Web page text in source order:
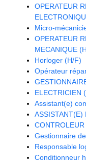
OPERATEUR
Micro-
OPERATEUR
MECANIQUE
Horloger (H/F)
Opérateur
ELECTRICIEN
Assistant(e)
ASSISTANT(E)
Gestionnaire
Responsable
Conditionneur